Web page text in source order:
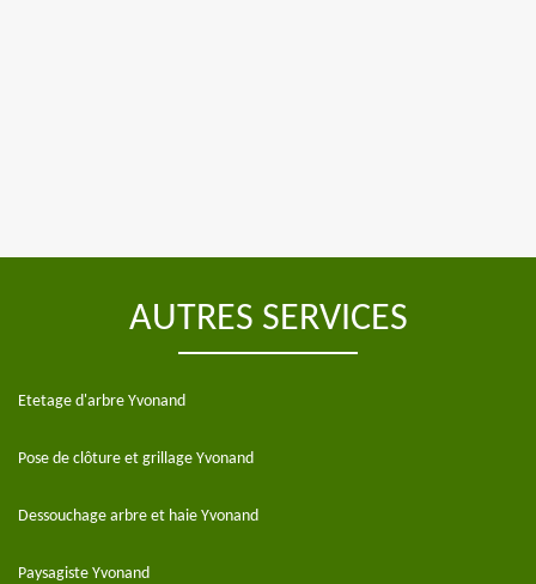
AUTRES SERVICES
Etetage d'arbre Yvonand
Pose de clôture et grillage Yvonand
Dessouchage arbre et haie Yvonand
Paysagiste Yvonand